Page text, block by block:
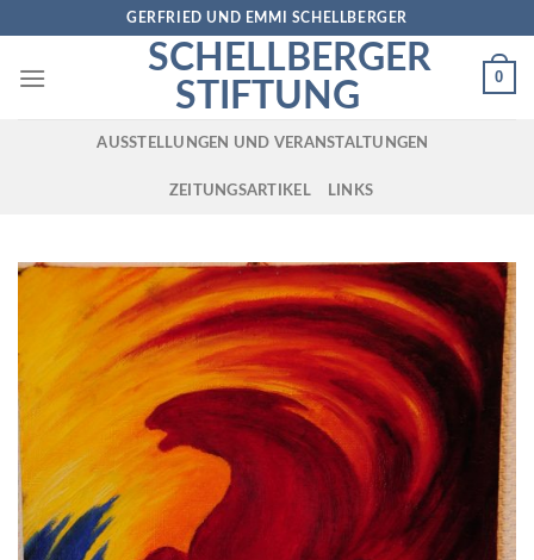
content
GERFRIED UND EMMI SCHELLBERGER
SCHELLBERGER
STIFTUNG
0
AUSSTELLUNGEN UND VERANSTALTUNGEN
ZEITUNGSARTIKEL LINKS